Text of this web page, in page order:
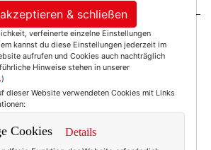
Krise.
dieser seltsamen Corona-Zeit, in
Auf jeden Fall ist es die Zeit, in
& schließen
verfeinerte einzelne Einstellungen
kannst du diese Einstellungen jederzeit im
aufrufen und Cookies auch nachträglich
Hinweise stehen in unserer
.)
dieser Website verwendeten Cookies mit Links
Cookies Details